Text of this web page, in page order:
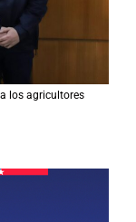
los agricultores